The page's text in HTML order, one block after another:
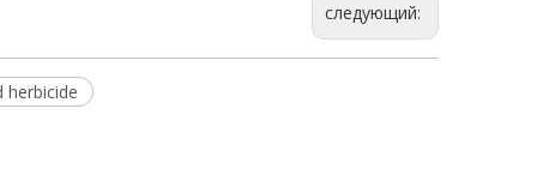
следующий:
herbicide